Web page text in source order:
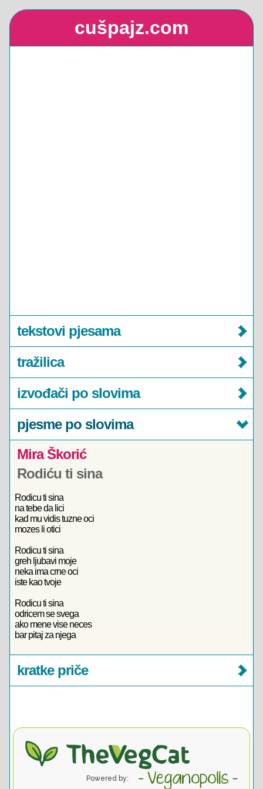
cušpajz.com
tekstovi pjesama
tražilica
izvođači po slovima
pjesme po slovima
Mira Škorić
Rodiću ti sina
Rodicu ti sina
na tebe da lici
kad mu vidis tuzne oci
mozes li otici
Rodicu ti sina
greh ljubavi moje
neka ima crne oci
iste kao tvoje
Rodicu ti sina
odricem se svega
ako mene vise neces
bar pitaj za njega
kratke priče